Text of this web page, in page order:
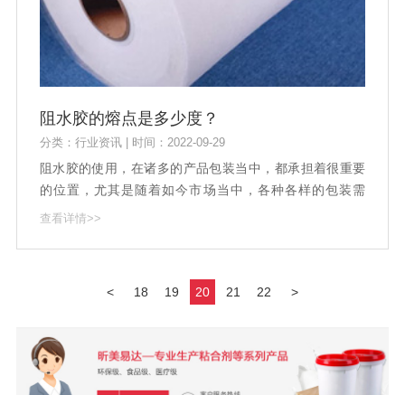
阻水胶的熔点是多少度？
分类：行业资讯 | 时间：2022-09-29
阻水胶的使用，在诸多的产品包装当中，都承担着很重要
的位置，尤其是随着如今市场当中，各种各样的包装需
求、质量上的要求的提高，各种粘合的多样性的增长，也
查看详情>>
< 18 19 20 21 22 >